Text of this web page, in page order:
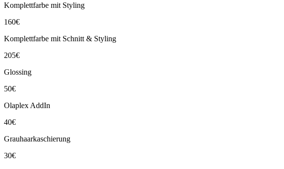
Komplettfarbe mit Styling
160€
Komplettfarbe mit Schnitt & Styling
205€
Glossing
50€
Olaplex AddIn
40€
Grauhaarkaschierung
30€